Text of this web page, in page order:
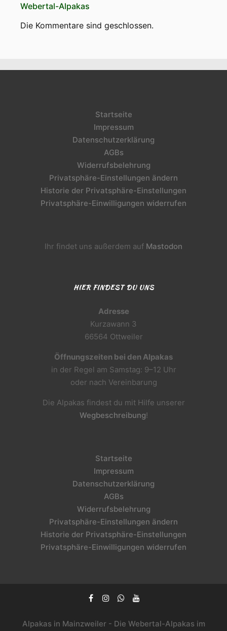
Webertal-Alpakas
Die Kommentare sind geschlossen.
Startseite
Impressum
Datenschutzerklärung
AGBs
Widerrufsbelehrung
Privatsphäre-Einstellungen ändern
Historie der Privatsphäre-Einstellungen
Privatsphäre-Einwilligungen widerrufen
Ihr findet uns außerdem auf Mastodon
HIER FINDEST DU UNS
Adresse
Kurzawann 3
66564 Ottweiler
Öffnungszeiten bei den Alpakas
in der Regel am Samstag: 9–12 Uhr
oder nach Vereinbarung
Die Alpakas findest du mit Hilfe unserer
Wegbeschreibung!
Startseite
Impressum
Datenschutzerklärung
AGBs
Widerrufsbelehrung
Privatsphäre-Einstellungen ändern
Historie der Privatsphäre-Einstellungen
Privatsphäre-Einwilligungen widerrufen
Alpakas in Mainzweiler - Die Webertal-Alpakas im